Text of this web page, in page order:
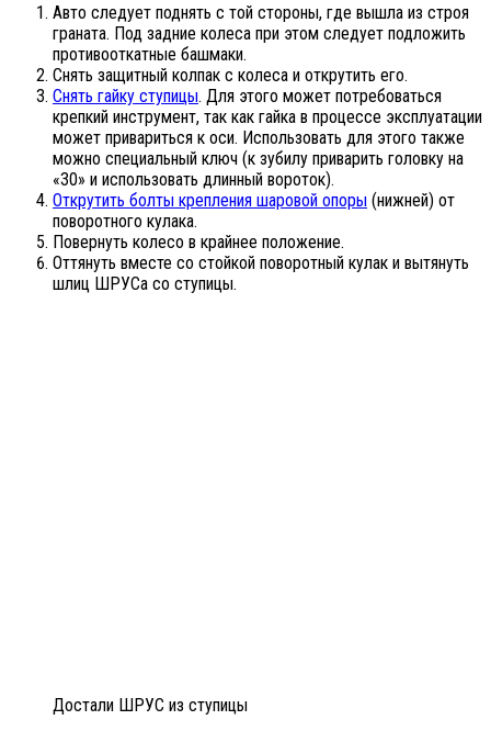
Авто следует поднять с той стороны, где вышла из строя
граната. Под задние колеса при этом следует подложить
противооткатные башмаки.
Снять защитный колпак с колеса и открутить его.
Снять гайку ступицы. Для этого может потребоваться
крепкий инструмент, так как гайка в процессе эксплуатации
может привариться к оси. Использовать для этого также
можно специальный ключ (к зубилу приварить головку на
«30» и использовать длинный вороток).
Открутить болты крепления шаровой опоры (нижней) от
поворотного кулака.
Повернуть колесо в крайнее положение.
Оттянуть вместе со стойкой поворотный кулак и вытянуть
шлиц ШРУСа со ступицы.
Достали ШРУС из ступицы